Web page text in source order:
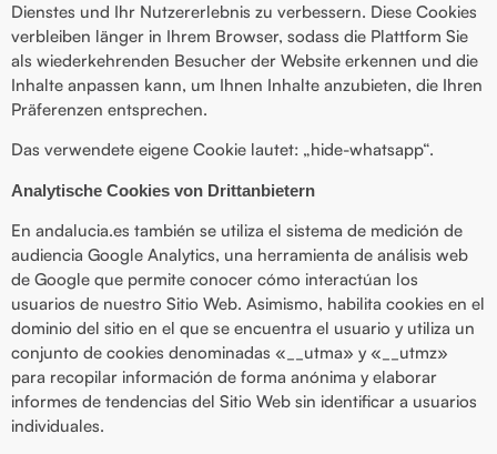
Dienstes und Ihr Nutzererlebnis zu verbessern. Diese Cookies
verbleiben länger in Ihrem Browser, sodass die Plattform Sie
als wiederkehrenden Besucher der Website erkennen und die
Inhalte anpassen kann, um Ihnen Inhalte anzubieten, die Ihren
Präferenzen entsprechen.
Das verwendete eigene Cookie lautet: „hide-whatsapp“.
Analytische Cookies von Drittanbietern
En andalucia.es también se utiliza el sistema de medición de
audiencia Google Analytics, una herramienta de análisis web
de Google que permite conocer cómo interactúan los
usuarios de nuestro Sitio Web. Asimismo, habilita cookies en el
dominio del sitio en el que se encuentra el usuario y utiliza un
conjunto de cookies denominadas «__utma» y «__utmz»
para recopilar información de forma anónima y elaborar
informes de tendencias del Sitio Web sin identificar a usuarios
individuales.